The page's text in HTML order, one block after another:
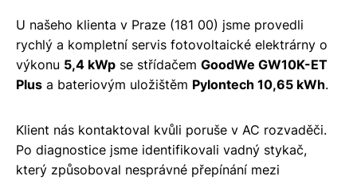
U našeho klienta v Praze (181 00) jsme provedli
rychlý a kompletní servis fotovoltaické elektrárny o
výkonu 5,4 kWp se střídačem GoodWe GW10K-ET
Plus a bateriovým uložištěm Pylontech 10,65 kWh.
Klient nás kontaktoval kvůli poruše v AC rozvaděči.
Po diagnostice jsme identifikovali vadný stykač,
který způsoboval nesprávné přepínání mezi